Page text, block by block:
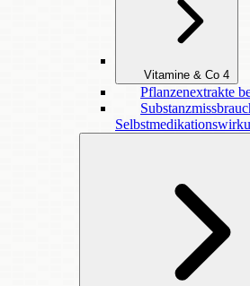
Vitamine & Co 4
Pflanzenextrakte